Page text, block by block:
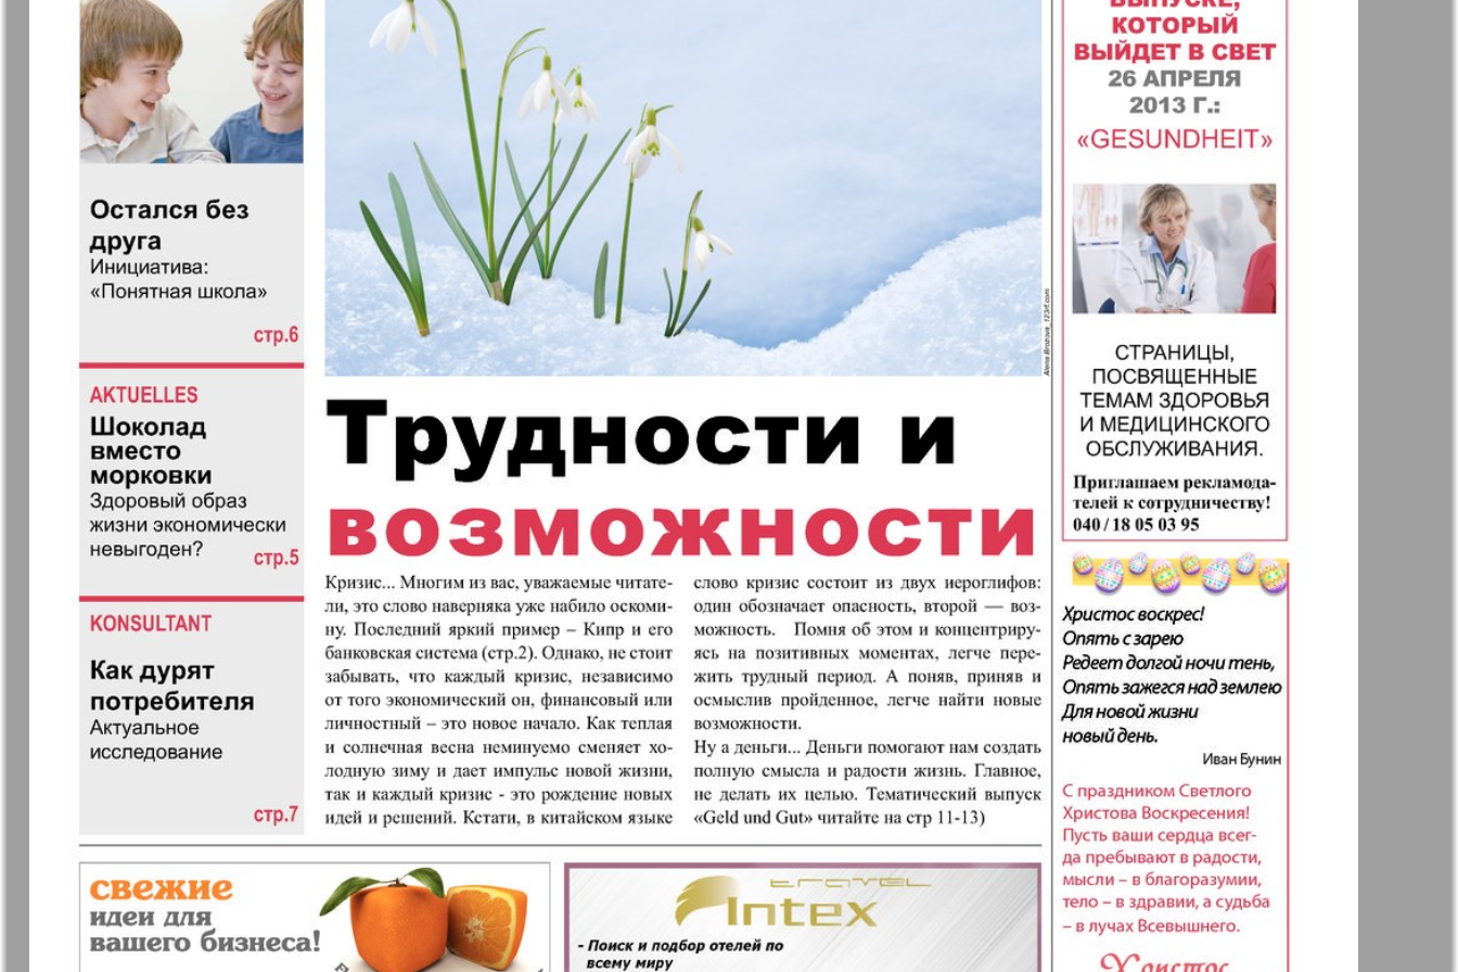
Архив необновляющихся на сайте изданий
7плюс7я Авангард АйБолит Анонс
Аргументы и
факты Европа
Аугсбург-сити Бизнес
Бизнес парк Будь здоров Ваша газета Вести Вестник-info
Вечерняя газета
Вечное
сокровище
Восточная
Восточный
Wadim
Германия плюс Диалог Дом и семья
Домашний
Домашний
ресторан
Еврейская газета
Еврейская
панорама
Европа экспресс Жасмин Жизнь женщины
Закон и люди
Зарубежные
записки
Здоровье Идеальная фирма Известия BW
Изюм iDEAL Карьера Катюша Кенгуру
Клан КП в Европе Крот в Германии Кругозор Кругозор плюс!
Kulinar TV Kurorte aktuell LDK по-русски Life in Франкфурт М-City